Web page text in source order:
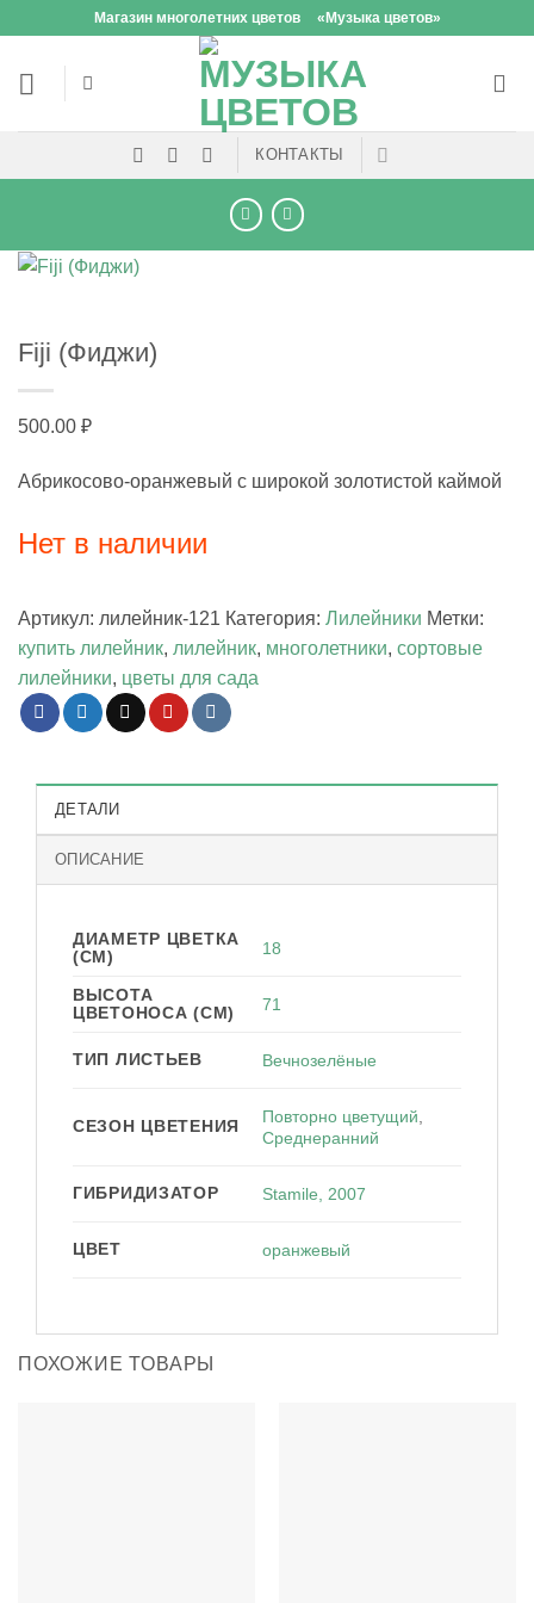
content
Магазин многолетних цветов «Музыка цветов»
КОНТАКТЫ
Fiji (Фиджи)
500.00 ₽
Абрикосово-оранжевый с широкой золотистой каймой
Нет в наличии
Артикул: лилейник-121 Категория: Лилейники Метки:
купить лилейник, лилейник, многолетники, сортовые
лилейники, цветы для сада
ДЕТАЛИ
ОПИСАНИЕ
ДИАМЕТР ЦВЕТКА
(СМ)
18
ВЫСОТА
ЦВЕТОНОСА (СМ)
71
ТИП ЛИСТЬЕВ Вечнозелёные
СЕЗОН ЦВЕТЕНИЯ Повторно цветущий,
Среднеранний
ГИБРИДИЗАТОР Stamile, 2007
ЦВЕТ оранжевый
ПОХОЖИЕ ТОВАРЫ